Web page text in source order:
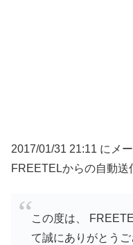
2017/01/31 21:11 にメ
FREETELからの自動送
この度は、
て誠にありがとうご